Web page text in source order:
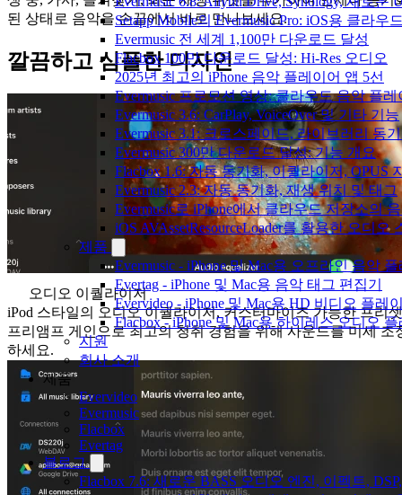
Setapp Mobile의 Evermusic Pro: iOS용 클라우
Evermusic 전 세계 1,100만 다운로드 달성
Flacbox 100만 다운로드 달성: Hi-Res 오디오
2025년 최고의 iPhone 음악 플레이어 앱 5선
Evermusic 프로모션 영상: 클라우드 음악 플레
Evermusic 3.6: CarPlay, VoiceOver 및 기타 기능
Evermusic 3.1: 크로스페이드, 라이브러리 동
Evermusic 300만 다운로드 달성: 기능 개요
Flacbox 1.6: 자동 동기화, 이퀄라이저, OPUS
Evermusic 2.3: 자동 동기화, 재생 위치 및 태그
Evermusic로 iPhone에서 클라우드 저장소의
iOS AVAssetResourceLoader를 활용한 오디오
제품
Evermusic - iPhone 및 Mac용 오프라인 음악
Evertag - iPhone 및 Mac용 음악 태그 편집기
Evervideo - iPhone 및 Mac용 HD 비디오 플레
Flacbox - iPhone 및 Mac용 하이레스 오디오
지원
회사 소개
제품
Evervideo
Evermusic
Flacbox
Evertag
블로그
Flacbox 7.6: 새로운 BASS 오디오 엔진, 이펙트,
된 상태로 음악을 손끝에서 바로 만나보세요.
깔끔하고 심플한 디자인
오디오 이퀄라이저
iPod 스타일의 오디오 이퀄라이저, 커스터마이즈 가능한 프리
프리앰프 게인으로 최고의 청취 경험을 위해 사운드를 미세 조
하세요.